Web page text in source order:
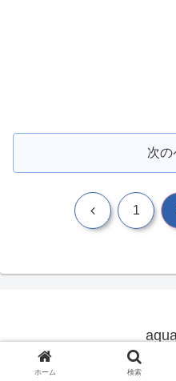
次の
前 1
© 2019
ホーム 検索